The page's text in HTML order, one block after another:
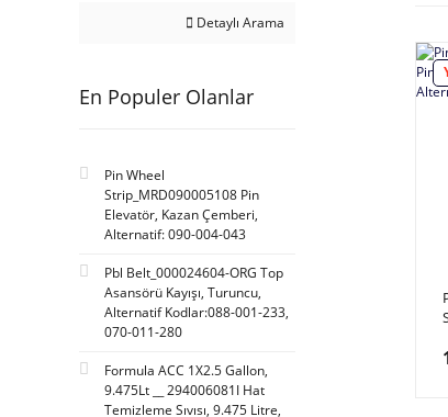
Detaylı Arama
En Populer Olanlar
Pin Wheel
Strip_MRD090005108 Pin
Elevatör, Kazan Çemberi,
Alternatif: 090-004-043
Pbl Belt_000024604-ORG Top
Asansörü Kayışı, Turuncu,
Alternatif Kodlar:088-001-233,
070-011-280
Formula ACC 1X2.5 Gallon,
9.475Lt __ 294006081I Hat
Temizleme Sıvısı, 9.475 Litre,